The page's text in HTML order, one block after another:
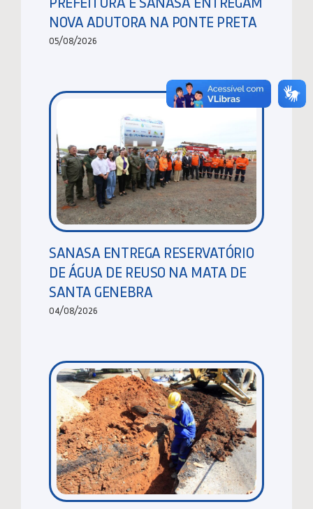
NOVA ADUTORA NA PONTE PRETA
05/08/2026
SANASA ENTREGA RESERVATÓRIO
DE ÁGUA DE REUSO NA MATA DE
SANTA GENEBRA
04/08/2026